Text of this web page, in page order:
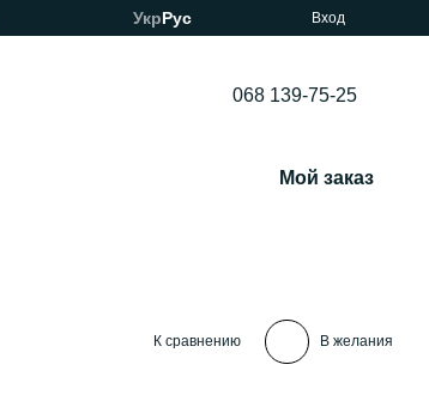
УкрРус Вход
068 139-75-25
Мой заказ
К сравнению В желания